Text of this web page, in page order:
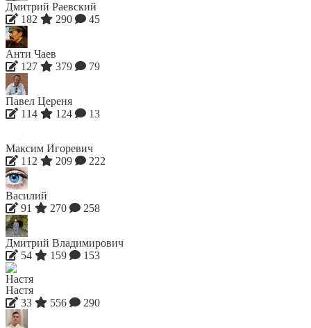
Дмитрий Раевский
182
290 45
Анти Чаев
127
379 79
Павел Цереня
114
124 13
Максим Игоревич
112
209 222
Василий
91
270 258
Дмитрий Владимирович
54
159 153
Настя
33
556 290